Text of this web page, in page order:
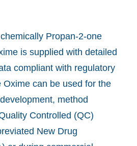
Propan-2-one
is supplied with detailed
compliant with regulatory
Oxime can be used for the
method
Controlled (QC)
New Drug